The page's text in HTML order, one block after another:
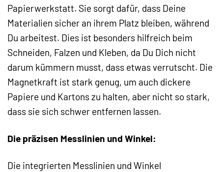
Papierwerkstatt. Sie sorgt dafür, dass Deine
Materialien sicher an ihrem Platz bleiben, während
Du arbeitest. Dies ist besonders hilfreich beim
Schneiden, Falzen und Kleben, da Du Dich nicht
darum kümmern musst, dass etwas verrutscht. Die
Magnetkraft ist stark genug, um auch dickere
Papiere und Kartons zu halten, aber nicht so stark,
dass sie sich schwer entfernen lassen.
Die präzisen Messlinien und Winkel:
Die integrierten Messlinien und Winkel